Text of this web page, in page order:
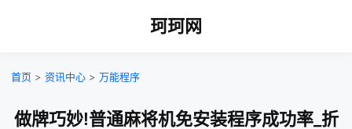
珂珂网
首页 > 资讯中心 > 万能程序
做牌巧妙!普通麻将机免安装程序成功率_折